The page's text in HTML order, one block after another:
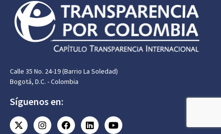
Calle 35 No. 24-19 (Barrio La Soledad)
Bogotá, D.C. - Colombia
Síguenos en: